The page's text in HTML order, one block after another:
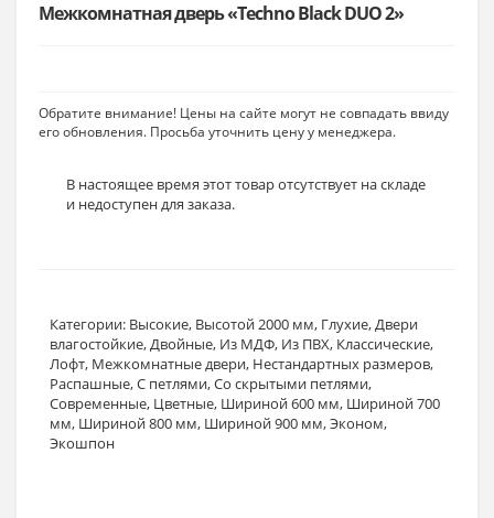
Межкомнатная дверь «Techno Black DUO 2»
Обратите внимание! Цены на сайте могут не совпадать ввиду
его обновления. Просьба уточнить цену у менеджера.
В настоящее время этот товар отсутствует на складе
и недоступен для заказа.
Категории: Высокие, Высотой 2000 мм, Глухие,Двери
влагостойкие,Двойные, Из МДФ, Из ПВХ, Классические,
Лофт, Межкомнатные двери, Нестандартных размеров,
Распашные,С петлями,Со скрытыми петлями,
Современные, Цветные, Шириной 600 мм, Шириной 700
мм, Шириной 800 мм, Шириной 900 мм,Эконом,
Экошпон